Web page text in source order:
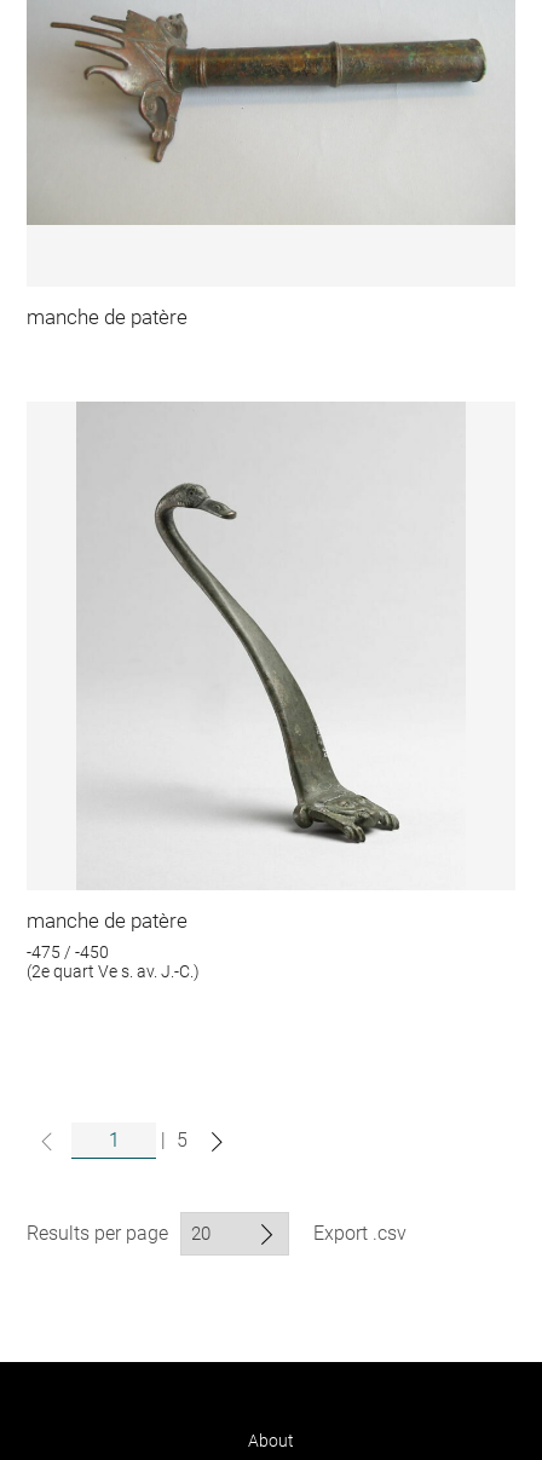
manche de patère
manche de patère
-475 / -450
(2e quart Ve s. av. J.-C.)
| 5
Results per page Export .csv
About